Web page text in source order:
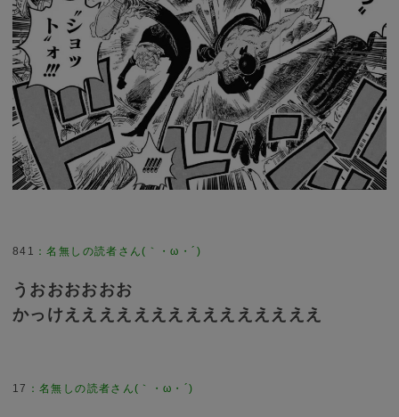
841 ：名無しの読者さん(｀・ω・´)
うおおおおおお
かっけえええええええええええええええ
17 ：名無しの読者さん(｀・ω・´)